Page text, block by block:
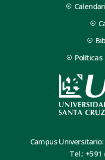
Campus
Tel.: +591